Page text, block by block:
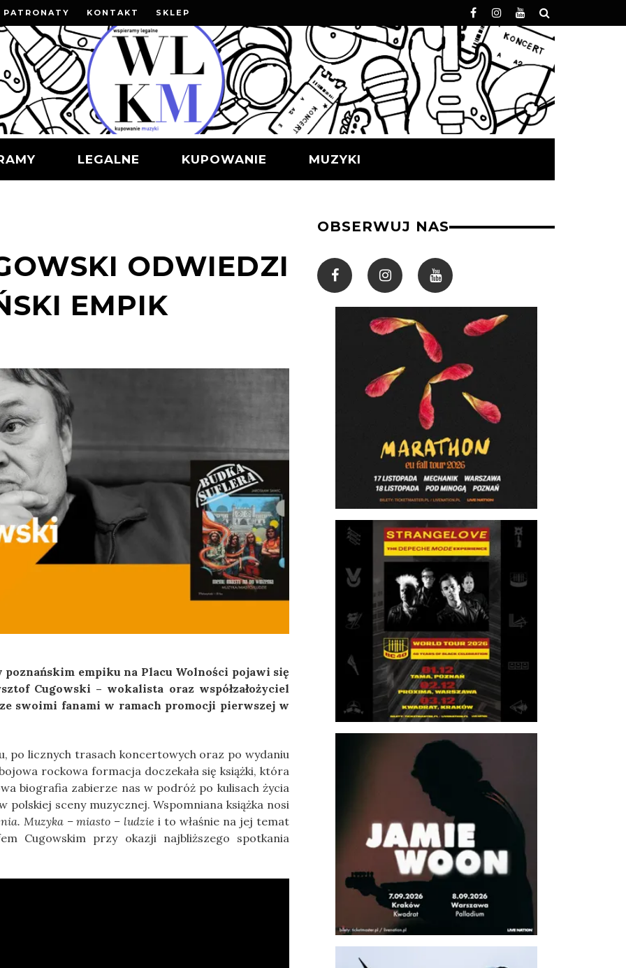
PATRONATY KONTAKT SKLEP
LEGALNE KUPOWANIE MUZYKI
ODWIEDZI
EMPIK
empiku na Placu Wolności pojawi się
Cugowski – wokalista oraz współzałożyciel
swoimi fanami w ramach promocji pierwszej w
po licznych trasach koncertowych oraz po wydaniu
rockowa formacja doczekała się książki, która
biografia zabierze nas w podróż po kulisach życia
polskiej sceny muzycznej. Wspomniana książka nosi
Muzyka – miasto – ludziei to właśnie na jej temat
Cugowskim przy okazji najbliższego spotkania
OBSERWUJ NAS